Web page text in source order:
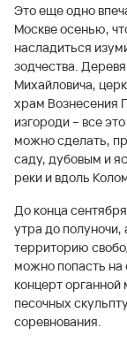
Это еще одно
Москве осенью,
насладиться
зодчества.
Михайловича,
храм Вознесения
изгороди – все
можно сделать,
саду, дубовым и
реки и вдоль
До конца
утра до полуночи,
территорию
можно попасть на
концерт
песочных
соревнования.